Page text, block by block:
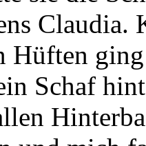
Claudia.
Hüften
Schaf